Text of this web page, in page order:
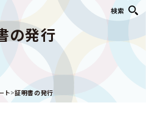
検索
い合わせ
在学生
保護者の方
ト 証明書の発行
の発行